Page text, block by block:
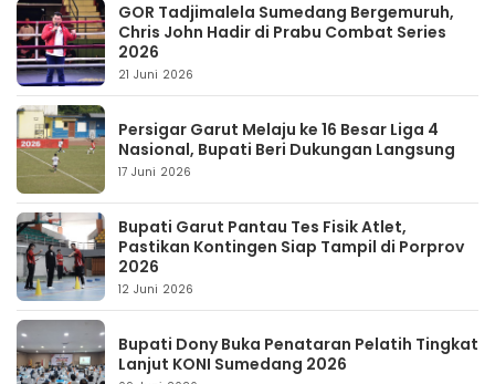
GOR Tadjimalela Sumedang Bergemuruh,
Chris John Hadir di Prabu Combat Series
2026
21 Juni 2026
Persigar Garut Melaju ke 16 Besar Liga 4
Nasional, Bupati Beri Dukungan Langsung
17 Juni 2026
Bupati Garut Pantau Tes Fisik Atlet,
Pastikan Kontingen Siap Tampil di Porprov
2026
12 Juni 2026
Bupati Dony Buka Penataran Pelatih Tingkat
Lanjut KONI Sumedang 2026